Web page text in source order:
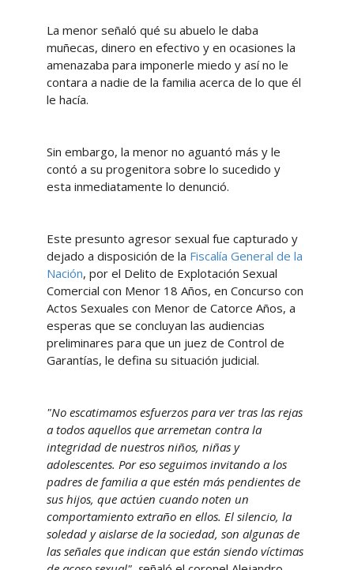
La menor señaló qué su abuelo le daba
muñecas, dinero en efectivo y en ocasiones la
amenazaba para imponerle miedo y así no le
contara a nadie de la familia acerca de lo que él
le hacía.
Sin embargo, la menor no aguantó más y le
contó a su progenitora sobre lo sucedido y
esta inmediatamente lo denunció.
Este presunto agresor sexual fue capturado y
dejado a disposición de la Fiscalía General de la
Nación, por el Delito de Explotación Sexual
Comercial con Menor 18 Años, en Concurso con
Actos Sexuales con Menor de Catorce Años, a
esperas que se concluyan las audiencias
preliminares para que un juez de Control de
Garantías, le defina su situación judicial.
"No escatimamos esfuerzos para ver tras las rejas
a todos aquellos que arremetan contra la
integridad de nuestros niños, niñas y
adolescentes. Por eso seguimos invitando a los
padres de familia a que estén más pendientes de
sus hijos, que actúen cuando noten un
comportamiento extraño en ellos. El silencio, la
soledad y aislarse de la sociedad, son algunas de
las señales que indican que están siendo víctimas